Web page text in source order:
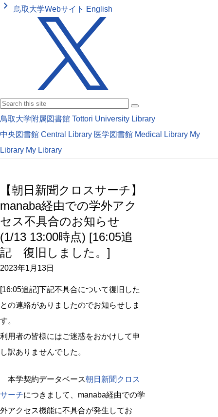
keyboard_arrow_right 鳥取大学Webサイト English
鳥取大学附属図書館 Tottori University Library
中央図書館 Central Library 医学図書館 Medical Library My
Library My Library
【朝日新聞クロスサーチ】
manaba経由での学外アク
セス不具合のお知らせ
(1/13 13:00時点) [16:05追
記 復旧しました。]
2023年1月13日
[16:05追記]下記不具合について復旧した
との連絡がありましたのでお知らせしま
す。
利用者の皆様にはご迷惑をおかけして申
し訳ありませんでした。
本学契約データベース朝日新聞クロス
サーチにつきまして、manaba経由での学
外アクセス機能に不具合が発生してお